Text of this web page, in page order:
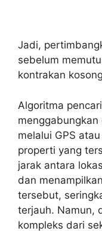
Jadi,
sebelum
kontrakan
Algoritma
melalui GPS
properti yang
jarak antara
dan
tersebut,
terjauh. Namun,
kompleks dari